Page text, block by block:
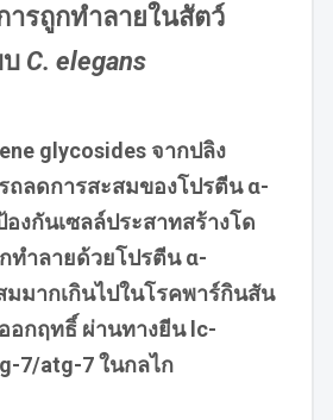
ารถูกทำลายในสัตว์
C. elegans
glycosides จากปลิง
ถลดการสะสมของโปรตีน α-
งกันเซลล์ประสาทสร้างโด
ทำลายด้วยโปรตีน α-
มมากเกินไปในโรคพาร์กินสัน
อกฤทธิ์ ผ่านทางยีน lc-
7/atg-7 ในกลไก